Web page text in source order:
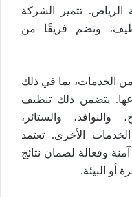
الرياض. تتميز الشركة
وتضم فريقًا من
الخدمات، بما في ذلك
يتضمن ذلك تنظيف
والنوافذ، والستائر،
الأخرى. تعتمد
وفعالة لضمان نتائج
أو البيئة.